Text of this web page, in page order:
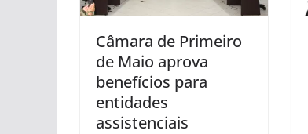
Câmara de Primeiro
de Maio aprova
benefícios para
entidades
assistenciais